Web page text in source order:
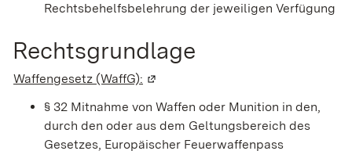
Rechtsbehelfsbelehrung der jeweiligen Verfügung
Rechtsgrundlage
Waffengesetz (WaffG): (Wird in einem neuen Fenster
§ 32 Mitnahme von Waffen oder Munition in den,
durch den oder aus dem Geltungsbereich des
Gesetzes, Europäischer Feuerwaffenpass